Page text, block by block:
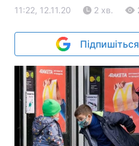
11:22, 12.11.20 2 хв.